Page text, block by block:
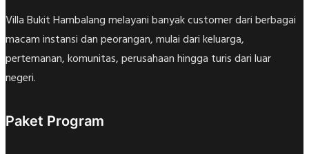
Villa Bukit Hambalang melayani banyak customer dari berbagai
macam instansi dan peorangan, mulai dari keluarga,
pertemanan, komunitas, perusahaan hingga turis dari luar
negeri.
Paket Program